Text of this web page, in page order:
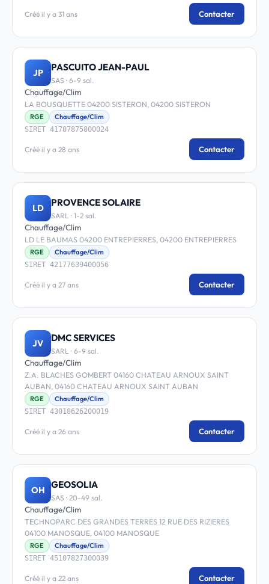
Créé il y a 31 ans Contacter
JP PASCUITO JEAN-PAUL
SAS · 6-9 sal.
Chauffage/Clim
LA BOUSQUETTE 04200 SISTERON, 04200 SISTERON
RGE
Chauffage/Clim
SIRET 41787875800024
Créé il y a 28 ans Contacter
LD PROVENCE SOLAIRE
SARL · 1-2 sal.
Chauffage/Clim
LD LE BAUMAS 04200 ENTREPIERRES, 04200 ENTREPIERRES
RGE
Chauffage/Clim
SIRET 42177639400056
Créé il y a 27 ans Contacter
JV DMC SERVICES
SARL · 6-9 sal.
Chauffage/Clim
Z.A. BLACHES GOMBERT 04160 CHATEAU ARNOUX SAINT
AUBAN, 04160 CHATEAU ARNOUX SAINT AUBAN
RGE
Chauffage/Clim
SIRET 43018626200019
Créé il y a 26 ans Contacter
OH GEOSOLIA
SAS · 20-49 sal.
Chauffage/Clim
TECHNOPARC DES GRANDES TERRES 12 RUE DES RIZIERES
04100 MANOSQUE, 04100 MANOSQUE
RGE
Chauffage/Clim
SIRET 45107827300039
Créé il y a 22 ans Contacter